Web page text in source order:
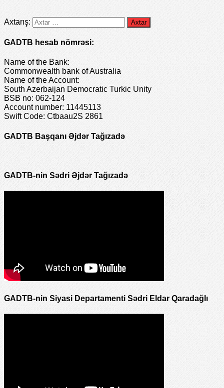
Axtarış:
GADTB hesab nömrəsi:
Name of the Bank:
Commonwealth bank of Australia
Name of the Account:
South Azerbaijan Democratic Turkic Unity
BSB no: 062-124
Account number: 11445113
Swift Code: Ctbaau2S 2861
GADTB Başqanı Əjdər Tağızadə
GADTB-nin Sədri Əjdər Tağızadə
GADTB-nin Siyasi Departamenti Sədri Eldar Qaradağlı